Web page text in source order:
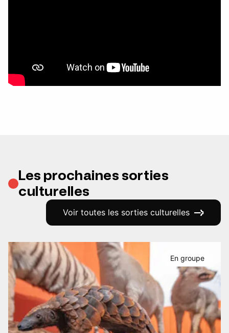
Les prochaines sorties
culturelles
Voir toutes les sorties culturelles
En groupe